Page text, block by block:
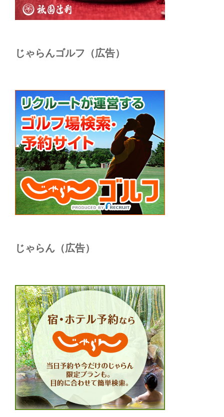
じゃらんゴルフ（広告）
じゃらん（広告）